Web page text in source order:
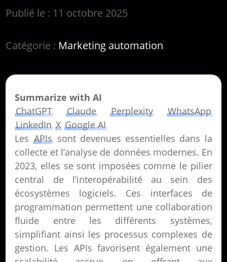
Publié le : 11 octobre 2025
Catégorie : Marketing automation
Summarize with AI
ChatGPT
Claude Perplexity
WhatsApp
LinkedIn X Google AI
Les APIssont devenues essentielles dans la
collecte et l’analyse de données modernes. En
2023, elles se sont imposées comme le pilier
central de l’interopérabilité au sein des
écosystèmes logiciels. Ces interfaces de
programmation permettent une collaboration
fluide entre les différents systèmes,
simplifiant ainsi les processus complexes de
gestion. Les APIs favorisent également une